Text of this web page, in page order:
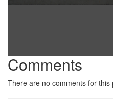
Comments
There are no comments for this